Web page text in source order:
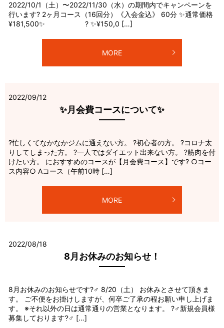
2022/10/1（土）〜2022/11/30（水）の期間内でキャンペーンを
行います? 2ヶ月コース（16回分）《入会金込》 60分 ✨通常価格
¥181,500✨ ? ✨¥150,0 […]
MORE
2022/09/12
✨月会費コースについて✨
?忙しくてなかなかジムに通えない方。 ?初心者の方。 ?コロナ太
りしてしまった方。 ?一人ではダイエット出来ない方。 ?筋肉を付
けたい方。 におすすめのコースが【月会費コース】です? ○コー
ス内容○ Aコース（午前10時 […]
MORE
2022/08/18
8月お休みのお知らせ！
8月お休みのお知らせです?‍♂️ 8/20（土） お休みとさせて頂きま
す。 ご不便をお掛けしますが、何卒ご了承の程お願い申し上げま
す。 ※それ以外の日は通常通りの営業となります。 ?‍♂️新規会員様
募集しております?‍♂ […]